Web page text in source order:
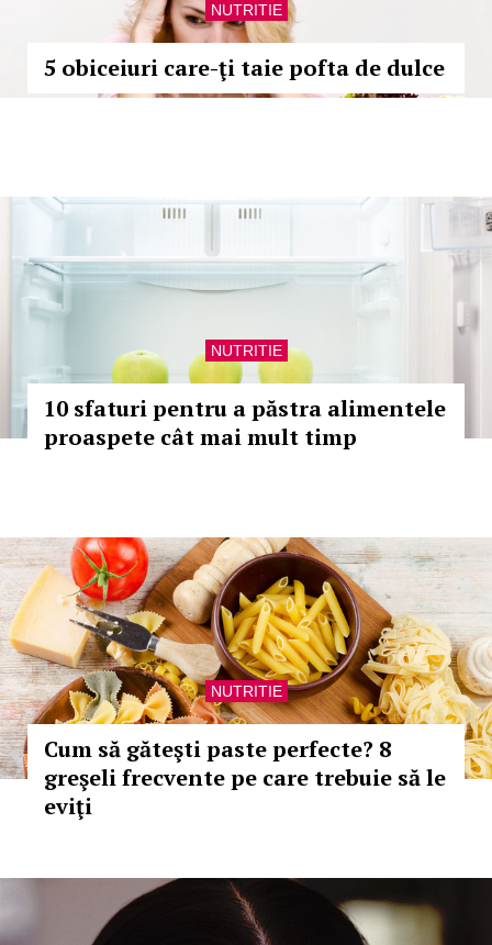
NUTRITIE
5 obiceiuri care-ţi taie pofta de dulce
NUTRITIE
10 sfaturi pentru a păstra alimentele
proaspete cât mai mult timp
NUTRITIE
Cum să găteşti paste perfecte? 8
greşeli frecvente pe care trebuie să le
eviţi